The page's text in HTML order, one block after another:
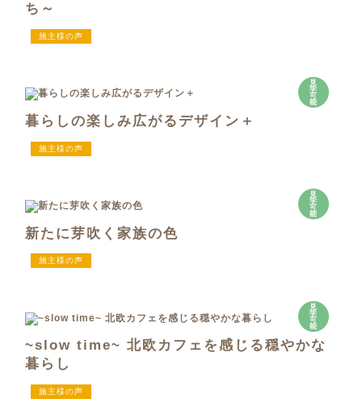
ち～
施主様の声
見
学
可
能
暮らしの楽しみ広がるデザイン＋
施主様の声
見
学
可
能
新たに芽吹く家族の色
施主様の声
見
学
可
能
~slow time~ 北欧カフェを感じる穏やかな
暮らし
施主様の声